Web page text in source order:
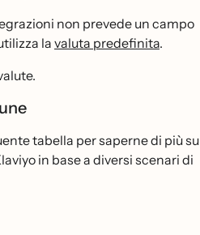
non prevede un campo
la valuta predefinita.
tabella per saperne di più su
in base a diversi scenari di